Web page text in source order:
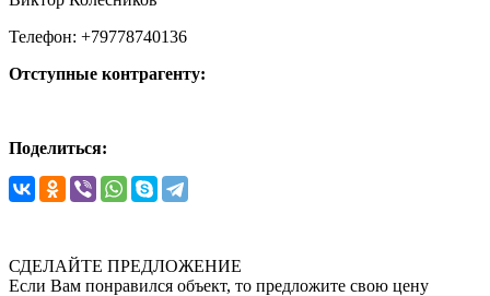
Телефон: +79778740136
Отступные контрагенту:
Поделиться:
СДЕЛАЙТЕ ПРЕДЛОЖЕНИЕ
Если Вам понравился объект, то предложите свою цену